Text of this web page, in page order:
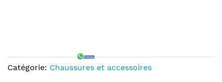
Catégorie: Chaussures et accessoires